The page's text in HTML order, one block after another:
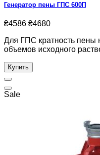
Генератор пены ГПС 600П
₴4586 ₴4680
Для ГПС кратность пены
объемов исходного
Купить
Sale